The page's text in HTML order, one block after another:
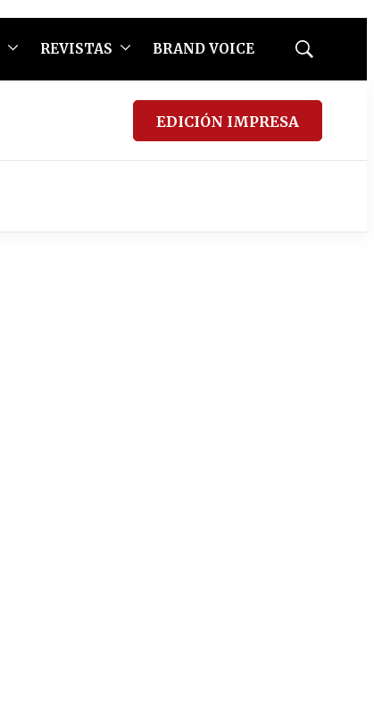
REVISTAS BRAND VOICE
Mostrar
EDICIÓN IMPRESA